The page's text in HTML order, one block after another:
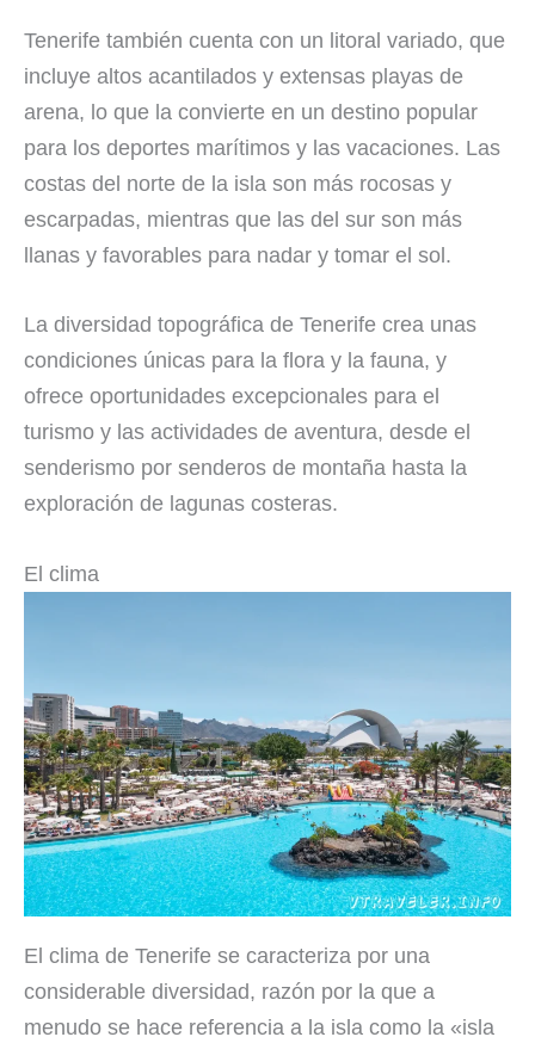
Tenerife también cuenta con un litoral variado, que
incluye altos acantilados y extensas playas de
arena, lo que la convierte en un destino popular
para los deportes marítimos y las vacaciones. Las
costas del norte de la isla son más rocosas y
escarpadas, mientras que las del sur son más
llanas y favorables para nadar y tomar el sol.
La diversidad topográfica de Tenerife crea unas
condiciones únicas para la flora y la fauna, y
ofrece oportunidades excepcionales para el
turismo y las actividades de aventura, desde el
senderismo por senderos de montaña hasta la
exploración de lagunas costeras.
El clima
El clima de Tenerife se caracteriza por una
considerable diversidad, razón por la que a
menudo se hace referencia a la isla como la «isla